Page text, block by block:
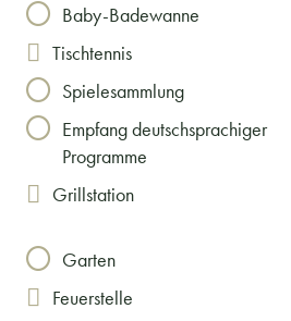
Baby-Badewanne
Tischtennis
Spielesammlung
Empfang deutschsprachiger
Programme
Grillstation
Garten
Feuerstelle